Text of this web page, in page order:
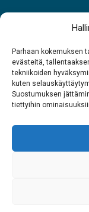
Parhaan kokemuksen
evästeitä,
tekniikoiden
kuten
Suostumuksen
tiettyihin